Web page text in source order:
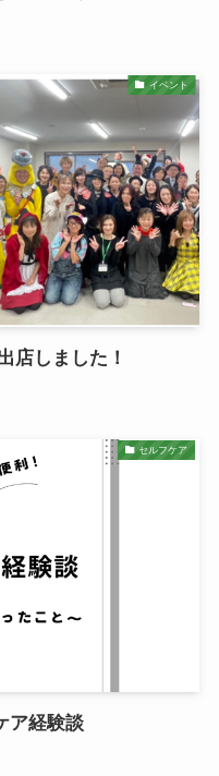
イベント
しました！
セルフケア
経験談